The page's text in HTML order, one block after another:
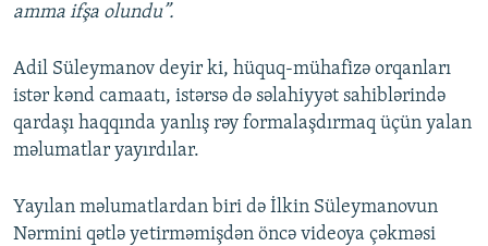
amma ifşa olundu”.
Adil Süleymanov deyir ki, hüquq-mühafizə orqanları
istər kənd camaatı, istərsə də səlahiyyət sahiblərində
qardaşı haqqında yanlış rəy formalaşdırmaq üçün yalan
məlumatlar yayırdılar.
Yayılan məlumatlardan biri də İlkin Süleymanovun
Nərmini qətlə yetirməmişdən öncə videoya çəkməsi